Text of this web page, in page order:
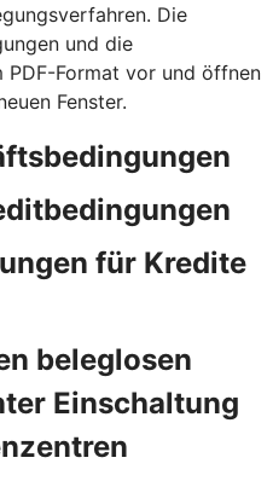
Die
und die
PDF-Format vor und öffnen
Fenster.
für Kredite
beleglosen
Einschaltung